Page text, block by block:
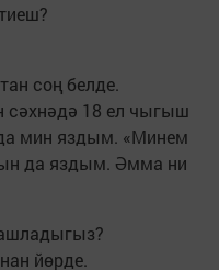
соң белде.
сәхнәдә 18 ел чыгыш
мин яздым. «Минем
да яздым. Әмма ни
йөрде.